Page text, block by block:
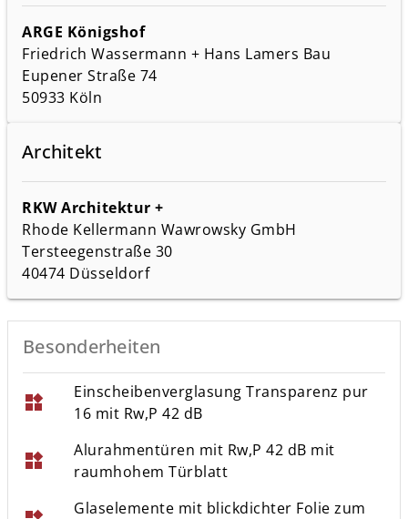
ARGE Königshof
Friedrich Wassermann + Hans Lamers Bau
Eupener Straße 74
50933 Köln
Architekt
RKW Architektur +
Rhode Kellermann Wawrowsky GmbH
Tersteegenstraße 30
40474 Düsseldorf
Besonderheiten
widgets
Einscheibenverglasung Transparenz pur
16 mit Rw,P 42 dB
widgets
Alurahmentüren mit Rw,P 42 dB mit
raumhohem Türblatt
Glaselemente mit blickdichter Folie zum